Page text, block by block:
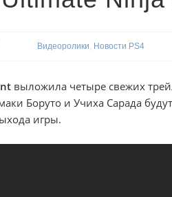
Видеоролики, Новости PS4
выложила четыре свежих
Боруто и Учиха Сарада
игры.